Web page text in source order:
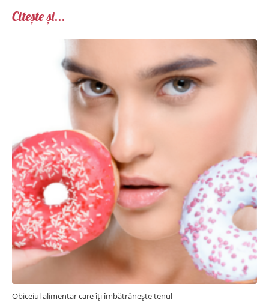
Citește și...
Obiceiul alimentar care îți îmbătrânește tenul